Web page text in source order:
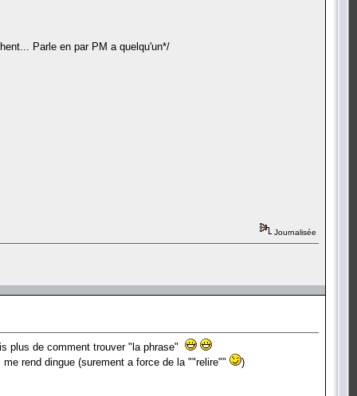
Parle en par PM a quelqu'un*/
Journalisée
plus de comment trouver "la phrase"
rend dingue (surement a force de la ""relire""
)